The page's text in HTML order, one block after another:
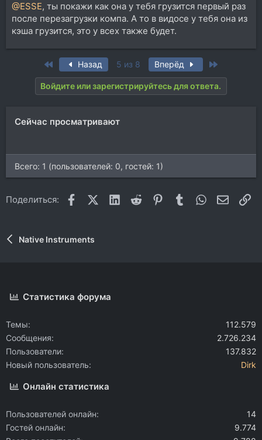
@ESSE, ты покажи как она у тебя грузится первый раз
после перезагрузки компа. А то в видосе у тебя она из
кэша грузится, это у всех также будет.
First Назад 5 из 8 Вперёд
Войдите или зарегистрируйтесь для ответа.
Сейчас просматривают
Всего: 1 (пользователей: 0, гостей: 1)
Поделиться: FacebookX (Twitter)
LinkedIn
Reddit Pinterest
Tumblr WhatsApp
Native Instruments
Статистика форума
Темы
112.579
Сообщения
2.726.234
Пользователи
137.832
Новый пользователь
Dirk
Онлайн статистика
Пользователей онлайн
14
Гостей онлайн
9.774